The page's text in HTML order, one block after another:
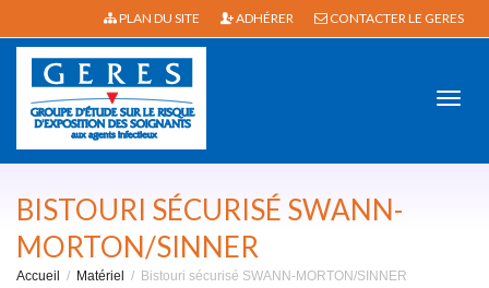
PLAN DU SITE ADHÉRER CONTACTER LE GERES
BISTOURI SÉCURISÉ SWANN-
MORTON/SINNER
Accueil Matériel Bistouri sécurisé SWANN-MORTON/SINNER